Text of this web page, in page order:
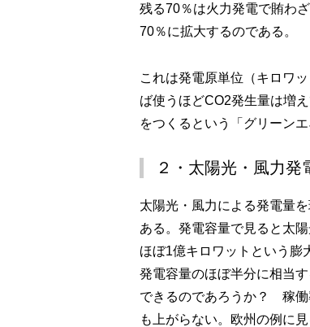
残る70％は火力発電で賄わ
70％に拡大するのである。
これは発電原単位（キロワ
ば使うほどCO2発生量は増
をつくるという「グリーン
２・太陽光・風力発
太陽光・風力による発電量
ある。発電容量で見ると太
ほぼ1億キロワットという膨
発電容量のほぼ半分に相当
できるのであろうか？ 稼働
も上がらない。欧州の例に